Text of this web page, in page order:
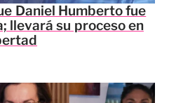
Daniel Humberto fue
llevará su proceso en